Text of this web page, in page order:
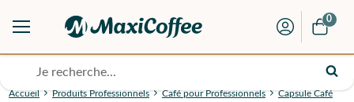
0
Accueil Produits Professionnels Café pour Professionnels
Capsule Café